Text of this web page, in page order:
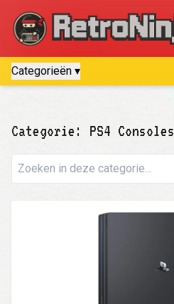
Categorieën ▾
Categorie: PS4 Consoles